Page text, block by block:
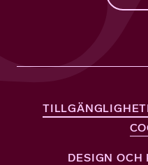
TILLGÄNGLIGHET
DESIGN OCH